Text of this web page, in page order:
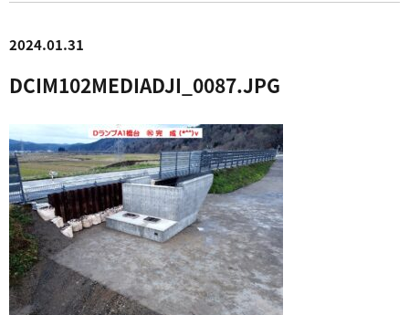
2024.01.31
DCIM102MEDIADJI_0087.JPG